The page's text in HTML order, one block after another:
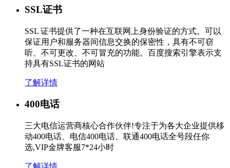
SSL证书
SSL 证书提供了一种在互联网上身份验证的方式。可以
保证用户和服务器间信息交换的保密性，具有不可窃
听、不可更改、不可冒充的功能。百度搜索引擎表示支
持具有SSL证书的网站
了解详情
400电话
三大电信运营商核心合作伙伴!专注于为各大企业提供移
动400电话、电信400电话、联通400电话全号段任你
选,VIP金牌客服7*24小时
了解详情